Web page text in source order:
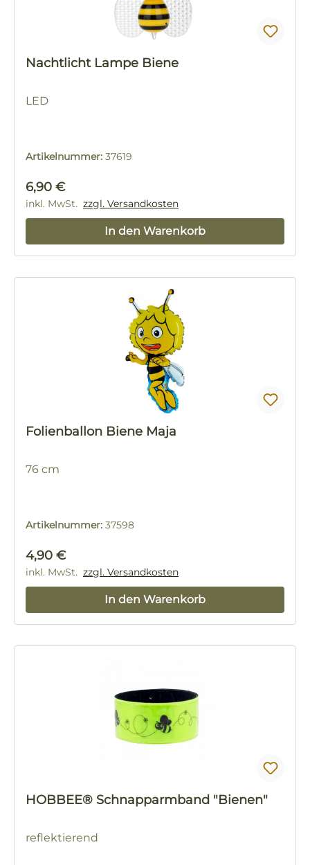
Nachtlicht Lampe Biene
LED
Artikelnummer: 37619
Regulärer Preis:
6,90 €
inkl. MwSt. zzgl. Versandkosten
In den Warenkorb
Folienballon Biene Maja
76 cm
Artikelnummer: 37598
Regulärer Preis:
4,90 €
inkl. MwSt. zzgl. Versandkosten
In den Warenkorb
HOBBEE® Schnapparmband "Bienen"
reflektierend